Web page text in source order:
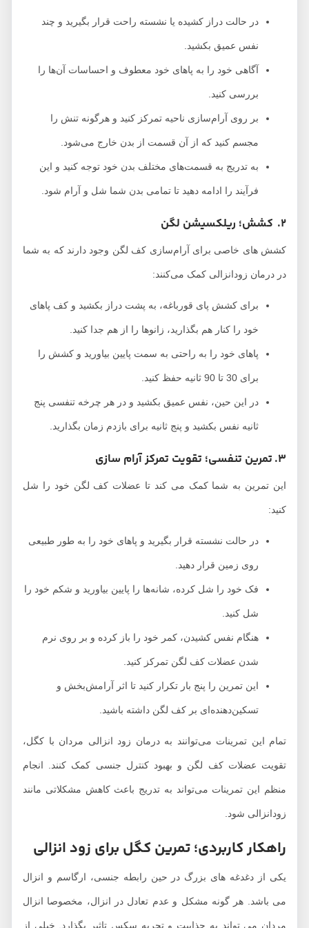
در حالت دراز کشیده یا نشسته راحت قرار بگیرید و چند
نفس عمیق بکشید.
آگاهی خود را به پاهای خود معطوف و احساسات آن‌ها را
بررسی کنید.
بر روی آرام‌سازی ناحیه تمرکز کنید و هرگونه تنش را
مجسم کنید که از آن قسمت از بدن خارج می‌شود.
به تدریج به قسمت‌های مختلف بدن خود توجه کنید و این
فرآیند را ادامه دهید تا تمامی بدن شما شل و آرام شود.
کشش‌ های خاصی برای آرام‌سازی کف لگن وجود دارند که به شما
در درمان زودانزالی کمک می‌کنند:
برای کشش پای قورباغه، به پشت دراز بکشید و کف پاهای
خود را کنار هم بگذارید، زانوها را از هم جدا کنید.
پاهای خود را به راحتی به سمت پایین بیاورید و کشش را
در این حین، نفس عمیق بکشید و در هر چرخه تنفسی پنج
ثانیه نفس بکشید و پنج ثانیه برای بازدم زمان بگذارید.
این تمرین به شما کمک می‌ کند تا عضلات کف لگن خود را شل
در حالت نشسته قرار بگیرید و پاهای خود را به طور طبیعی
روی زمین قرار دهید.
فک خود را شل کرده، شانه‌ها را پایین بیاورید و شکم خود را
شل کنید.
هنگام نفس کشیدن، کمر خود را باز کرده و بر روی نرم
شدن عضلات کف لگن تمرکز کنید.
این تمرین را پنج بار تکرار کنید تا اثر آرامش‌بخش و
تسکین‌دهنده‌ای بر کف لگن داشته باشید.
تمام این تمرینات می‌توانند به درمان زود انزالی مردان با کگل،
تقویت عضلات کف لگن و بهبود کنترل جنسی کمک کنند. انجام
منظم این تمرینات می‌تواند به تدریج باعث کاهش مشکلاتی مانند
زودانزالی شود.
راهکار کاربردی؛ تمرین کگل برای زود انزالی
یکی از دغدغه های بزرگ در حین رابطه جنسی، ارگاسم و انزال
می باشد. هر گونه مشکل و عدم تعادل در انزال، مخصوصا انزال
مردان می تواند به جذابیت و تجربه سکس تاثیر بگذارد. خیلی از